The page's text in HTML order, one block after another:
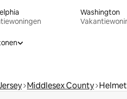
Washington
Middlesex County